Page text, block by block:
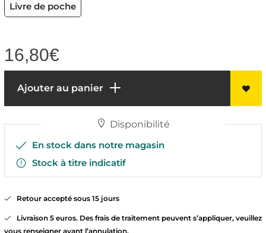
Livre de poche
16,80€
Ajouter au panier
Disponibilité
En stock dans notre magasin
Stock à titre indicatif
Retour accepté sous 15 jours
Livraison 5 euros. Des frais de traitement peuvent s’appliquer, veuillez
vous renseigner avant l’annulation.